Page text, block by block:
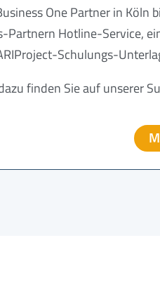
One Partner in Köln
Partnern Hotline-Service,
Schulungs-
finden Sie auf unserer